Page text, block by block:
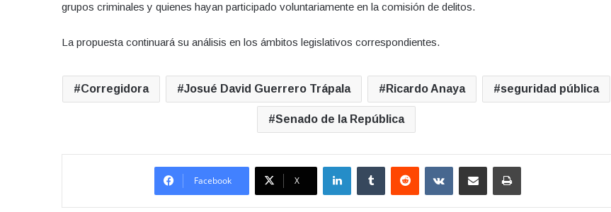
grupos criminales y quienes hayan participado voluntariamente en la comisión de delitos.
La propuesta continuará su análisis en los ámbitos legislativos correspondientes.
Corregidora Josué David Guerrero Trápala Ricardo Anaya seguridad pública
Senado de la República
Facebook X
LinkedInTumblr Reddit VKontakteCompartir por correo electrónicoImprimir